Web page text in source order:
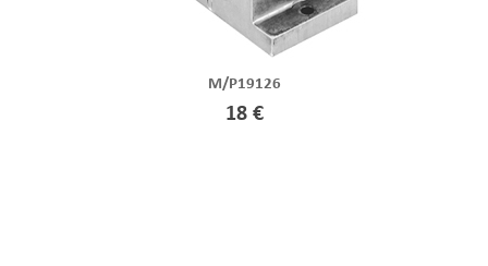
M/P19126
18 €